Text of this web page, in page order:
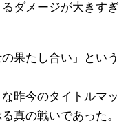
ダメージが大きすぎ
果たし合い」という
昨今のタイトルマッ
真の戦いであった。